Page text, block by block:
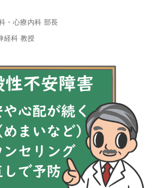
・心療内科 部長
経科 教授